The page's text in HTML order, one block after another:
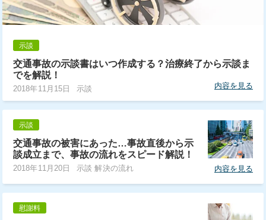
示談
交通事故の示談書はいつ作成する？治療終了から示談ま
でを解説！
2018年11月15日 示談 内容を見る
示談
交通事故の被害にあった…事故直後から示
談成立まで、事故の流れをスピード解説！
2018年11月20日 示談 解決の流れ 内容を見る
慰謝料